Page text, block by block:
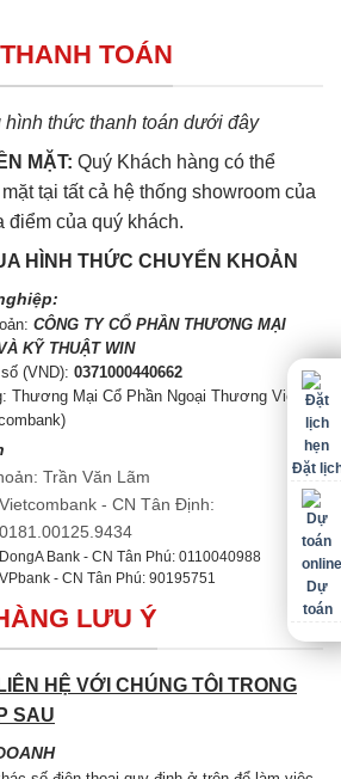
TOÁN
thức thanh toán dưới đây
MẶT: Quý Khách hàng có thể
tại tất cả hệ thống showroom của
điểm của quý khách.
HÌNH THỨC CHUYỂN KHOẢN
CÔNG TY CỔ PHẦN THƯƠNG MẠI
KỸ THUẬT WIN
(VND):0371000440662
Thương Mại Cổ Phần Ngoại Thương Việt
Trần Văn Lãm
Vietcombank - CN Tân Định:
0181.00125.9434
DongA Bank - CN Tân Phú: 0110040988
VPbank - CN Tân Phú: 90195751
LƯU Ý
HỆ VỚI CHÚNG TÔI TRONG
SAU
Đặt
Dự
toán